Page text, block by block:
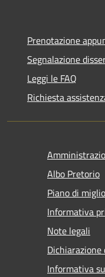
Prenotazione
Segnalazione
Leggi le FAQ
Richiesta
Albo Pretorio
Piano di
Informativa
Note legali
Informativa